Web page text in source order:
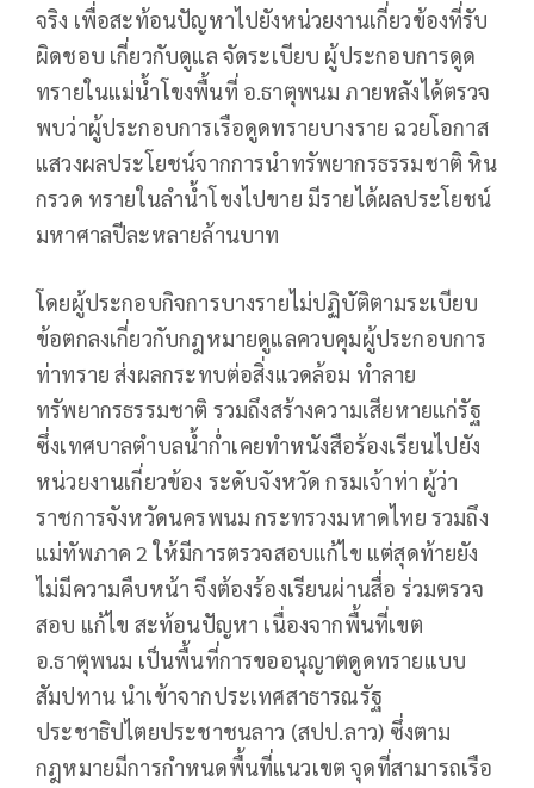
จริง เพื่อสะท้อนปัญหาไปยังหน่วยงานเกี่ยวข้องที่รับ
ผิดชอบ เกี่ยวกับดูแล จัดระเบียบ ผู้ประกอบการดูด
ทรายในแม่น้ำโขงพื้นที่ อ.ธาตุพนม ภายหลังได้ตรวจ
พบว่าผู้ประกอบการเรือดูดทรายบางราย ฉวยโอกาส
แสวงผลประโยชน์จากการนำทรัพยากรธรรมชาติ หิน
กรวด ทรายในลำน้ำโขงไปขาย มีรายได้ผลประโยชน์
มหาศาลปีละหลายล้านบาท
โดยผู้ประกอบกิจการบางรายไม่ปฏิบัติตามระเบียบ
ข้อตกลงเกี่ยวกับกฎหมายดูแลควบคุมผู้ประกอบการ
ท่าทราย ส่งผลกระทบต่อสิ่งแวดล้อม ทำลาย
ทรัพยากรธรรมชาติ รวมถึงสร้างความเสียหายแก่รัฐ
ซึ่งเทศบาลตำบลน้ำก่ำเคยทำหนังสือร้องเรียนไปยัง
หน่วยงานเกี่ยวข้อง ระดับจังหวัด กรมเจ้าท่า ผู้ว่า
ราชการจังหวัดนครพนม กระทรวงมหาดไทย รวมถึง
แม่ทัพภาค 2 ให้มีการตรวจสอบแก้ไข แต่สุดท้ายยัง
ไม่มีความคืบหน้า จึงต้องร้องเรียนผ่านสื่อ ร่วมตรวจ
สอบ แก้ไข สะท้อนปัญหา เนื่องจากพื้นที่เขต
อ.ธาตุพนม เป็นพื้นที่การขออนุญาตดูดทรายแบบ
สัมปทาน นำเข้าจากประเทศสาธารณรัฐ
ประชาธิปไตยประชาชนลาว (สปป.ลาว) ซึ่งตาม
กฎหมายมีการกำหนดพื้นที่แนวเขต จุดที่สามารถเรือ